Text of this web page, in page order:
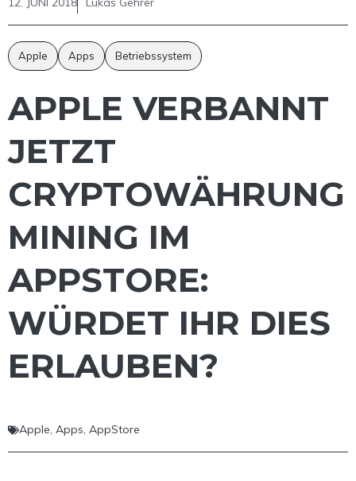
Apple Apps Betriebssystem
APPLE VERBANNT
JETZT
CRYPTOWÄHRUNG
MINING IM
APPSTORE:
WÜRDET IHR DIES
ERLAUBEN?
Apple, Apps, AppStore